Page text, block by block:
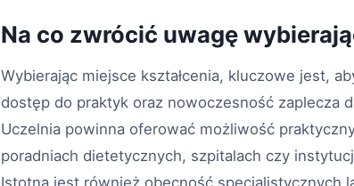
Na co zwrócić uwagę
Wybierając miejsce kształcenia, kluczowe jest,
dostęp do praktyk oraz nowoczesność zaplecza
Uczelnia powinna oferować możliwość
poradniach dietetycznych, szpitalach czy